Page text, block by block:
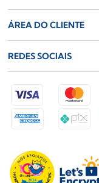
ÁREA DO CLIENTE
REDES SOCIAIS